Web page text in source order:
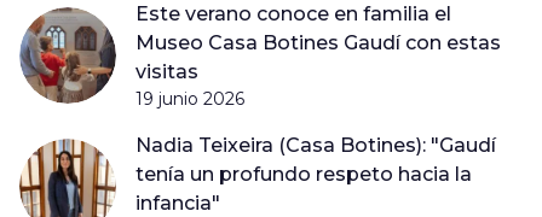
Este verano conoce en familia el
Museo Casa Botines Gaudí con estas
visitas
19 junio 2026
Nadia Teixeira (Casa Botines): "Gaudí
tenía un profundo respeto hacia la
infancia"